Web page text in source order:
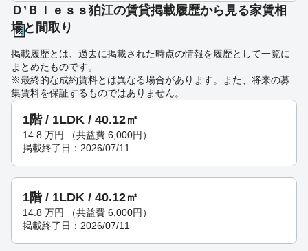
Ｄ’Ｂｌｅｓｓ狛江の賃貸掲載履歴から見る家賃相
場と間取り
掲載履歴とは、過去に掲載された時点の情報を履歴として一覧に
まとめたものです。
※最終的な成約賃料とは異なる場合があります。また、将来の募
集賃料を保証するものではありません。
1階 / 1LDK / 40.12㎡
14.8 万円
（共益費 6,000円）
掲載終了日：2026/07/11
1階 / 1LDK / 40.12㎡
14.8 万円
（共益費 6,000円）
掲載終了日：2026/07/11